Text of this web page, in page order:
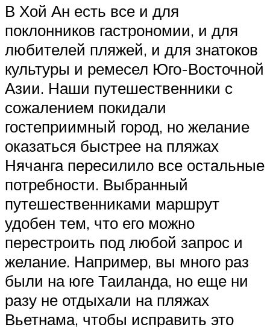
В Хой Ан есть все и для
поклонников гастрономии, и для
любителей пляжей, и для знатоков
культуры и ремесел Юго-Восточной
Азии. Наши путешественники с
сожалением покидали
гостеприимный город, но желание
оказаться быстрее на пляжах
Нячанга пересилило все остальные
потребности. Выбранный
путешественниками маршрут
удобен тем, что его можно
перестроить под любой запрос и
желание. Например, вы много раз
были на юге Таиланда, но еще ни
разу не отдыхали на пляжах
Вьетнама, чтобы исправить это